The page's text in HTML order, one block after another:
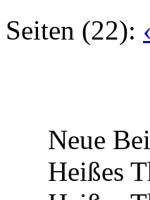
Seiten (22):
Neue
Heißes